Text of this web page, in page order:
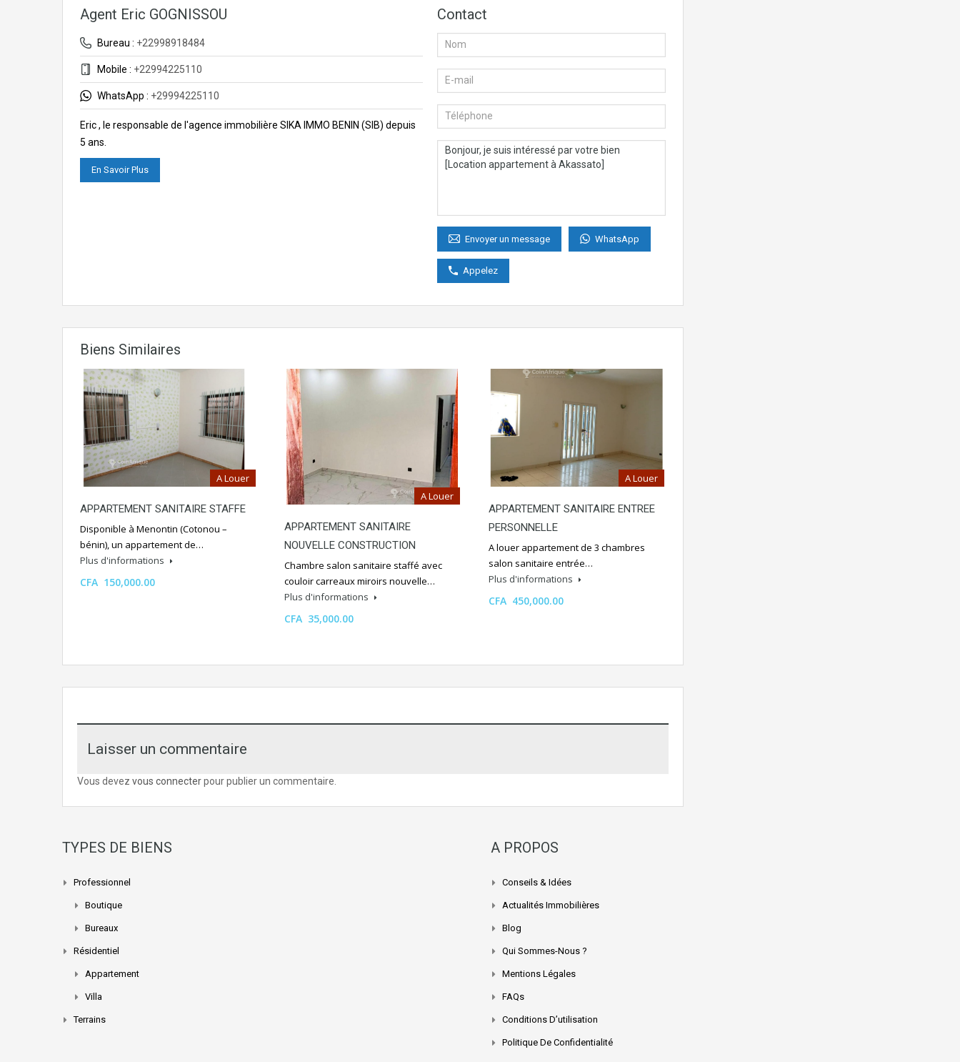
Agent Eric GOGNISSOU
Bureau : +22998918484
Mobile : +22994225110
WhatsApp : +29994225110
Eric , le responsable de l'agence immobilière SIKA IMMO BENIN (SIB) depuis
5 ans.
En Savoir Plus
Contact
Envoyer un message WhatsApp
Appelez
Biens Similaires
A Louer
APPARTEMENT SANITAIRE STAFFE
Disponible à Menontin (Cotonou –
bénin), un appartement de…
Plus d'informations
CFA 150,000.00
A Louer
APPARTEMENT SANITAIRE
NOUVELLE CONSTRUCTION
Chambre salon sanitaire staffé avec
couloir carreaux miroirs nouvelle…
Plus d'informations
CFA 35,000.00
A Louer
APPARTEMENT SANITAIRE ENTREE
PERSONNELLE
A louer appartement de 3 chambres
salon sanitaire entrée…
Plus d'informations
CFA 450,000.00
Laisser un commentaire
Vous devez vous connecterpour publier un commentaire.
TYPES DE BIENS
Professionnel
Boutique
Bureaux
Résidentiel
Appartement
Villa
Terrains
A PROPOS
Conseils & Idées
Actualités Immobilières
Blog
Qui Sommes-Nous ?
Mentions Légales
FAQs
Conditions D’utilisation
Politique De Confidentialité